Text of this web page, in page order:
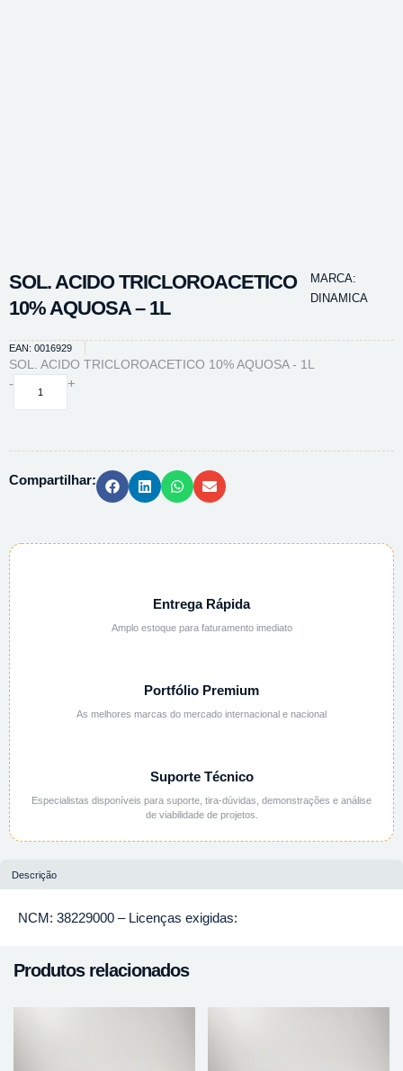
SOL. ACIDO TRICLOROACETICO
10% AQUOSA – 1L
MARCA:
DINAMICA
EAN: 0016929
SOL. ACIDO TRICLOROACETICO 10% AQUOSA - 1L
-
SOL.
-
+
Compartilhar:
Entrega Rápida
Amplo estoque para faturamento imediato
Portfólio Premium
As melhores marcas do mercado internacional e nacional
Suporte Técnico
Especialistas disponíveis para suporte, tira-dúvidas, demonstrações e análise
de viabilidade de projetos.
Descrição
NCM: 38229000 – Licenças exigidas:
Produtos relacionados